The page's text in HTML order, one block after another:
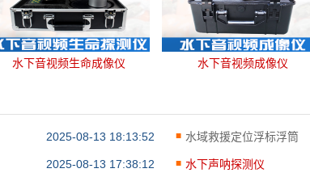
水下音视频生命成像仪 水下音视频成像仪
2025-08-13 18:13:52 水域救援定位浮标浮筒
2025-08-13 17:38:12 水下声呐探测仪